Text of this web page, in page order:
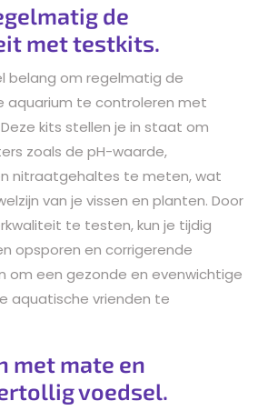
de
met testkits.
belang om regelmatig de
aquarium te controleren met
kits stellen je in staat om
zoals de pH-waarde,
nitraatgehaltes te meten, wat
van je vissen en planten. Door
te testen, kun je tijdig
opsporen en corrigerende
om een gezonde en evenwichtige
aquatische vrienden te
met mate en
voedsel.